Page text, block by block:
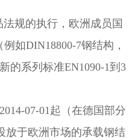
法规的执行，欧洲成员国
如DIN18800-7钢结构，
的系列标准EN1090-1到3
07-01起（在德国部分
放于欧洲市场的承载钢结